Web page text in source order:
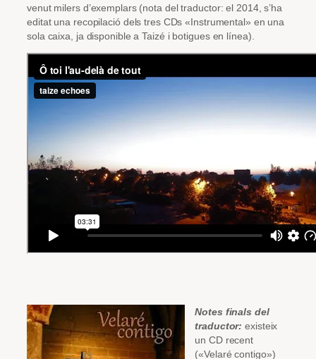
venut milers d’exemplars (nota del traductor: el 2014, s’ha
editat una recopilació dels tres CDs «Instrumental» en una
sola caixa, ja disponible a Taizé i botigues en línea).
Notes finals del
traductor: existeix
un CD recent
(«Velaré contigo»)